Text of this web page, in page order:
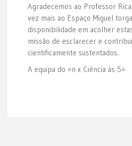
Agradecemos ao Professor
vez mais ao Espaço Miguel
disponibilidade em acolher
missão de esclarecer e
cientificamente sustentados.
A equipa do «n x Ciência às 5»